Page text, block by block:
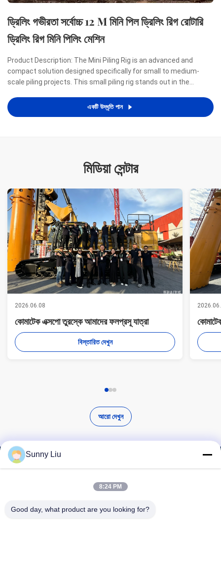
ড্রিলিং গভীরতা সর্বোচ্চ 12 M মিনি পিল ড্রিলিং রিগ রোটারি
ড্রিলিং রিগ মিনি পিলিং মেশিন
Product Description: The Mini Piling Rig is an advanced and
compact solution designed specifically for small to medium-
scale piling projects. This small piling rig stands out in the
power, efficiency, and portability, making it an ideal ...
একটি উদ্ধৃতি পান
মিডিয়া সেন্টার
2026.06.08
কোমাটেক এক্সপো তুরস্কে আমাদের ফলপ্রসূ যাত্রা
বিস্তারিত দেখুন
আরো দেখুন
উচ্চ মানের পণ্য খুঁজুন
Sunny Liu
8:24 PM
Good day, what product are you looking for?